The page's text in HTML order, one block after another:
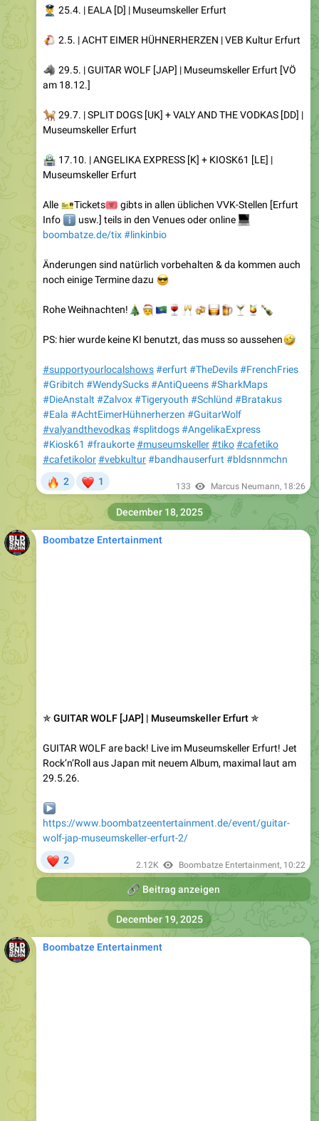
25.4. | EALA [D] | Museumskeller Erfurt
2.5. | ACHT EIMER HÜHNERHERZEN | VEB Kultur Erfurt
29.5. | GUITAR WOLF [JAP] | Museumskeller Erfurt [VÖ
am 18.12.]
29.7. | SPLIT DOGS [UK] + VALY AND THE VODKAS [DD] |
Museumskeller Erfurt
17.10. | ANGELIKA EXPRESS [K] + KIOSK61 [LE] |
Museumskeller Erfurt
Alle Tickets
🎟gibts in allen üblichen VVK-Stellen [Erfurt
Info
usw.] teils in den Venues oder online
💻
boombatze.de/tix#linkinbio
Änderungen sind natürlich vorbehalten & da kommen auch
noch einige Termine dazu
😎
Rohe Weihnachten!
🎄
🧑‍🎄
🇨🇽
🍷
🥂
🍻
🥃
🍺
🍸
🍹
🍾
PS: hier wurde keine KI benutzt, das muss so aussehen
🤣
#supportyourlocalshows#erfurt #TheDevils#FrenchFries
#Gribitch #WendySucks#AntiQueens#SharkMaps
#DieAnstalt #Zalvox#Tigeryouth #Schlünd #Bratakus
#Eala #AchtEimerHühnerherzen #GuitarWolf
#valyandthevodkas#splitdogs#AngelikaExpress
#Kiosk61 #fraukorte#museumskeller#tiko#cafetiko
#cafetikolor#vebkultur#bandhauserfurt #bldsnnmchn
2 1 133 Marcus Neumann, 18:26
Boombatze Entertainment
✯ GUITAR WOLF [JAP] | Museumskeller Erfurt ✯
GUITAR WOLF are back! Live im Museumskeller Erfurt! Jet
Rock’n’Roll aus Japan mit neuem Album, maximal laut am
29.5.26.
https://www.boombatzeentertainment.de/event/guitar-
wolf-jap-museumskeller-erfurt-2/
2 2.12K Boombatze Entertainment, 10:22
🔗Beitrag anzeigen
December 18, 2025
Boombatze Entertainment
December 19, 2025